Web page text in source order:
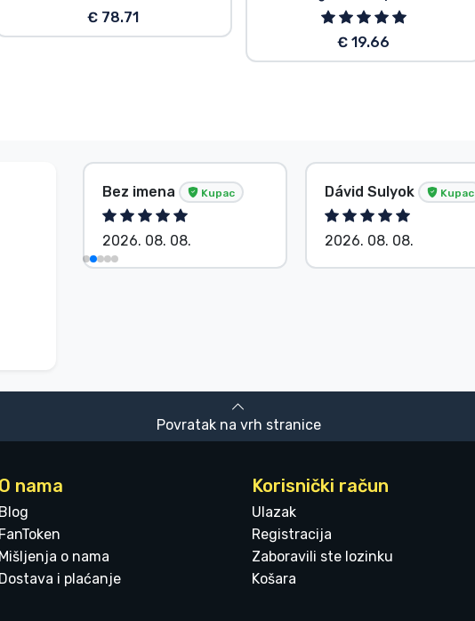
€ 78.71
€ 19.66
Bez imena Kupac
2026. 08. 08.
Dávid Sulyok Kupac
2026. 08. 08.
Povratak na vrh stranice
O nama
Blog
FanToken
Mišljenja o nama
Dostava i plaćanje
Korisnički račun
Ulazak
Registracija
Zaboravili ste lozinku
Košara